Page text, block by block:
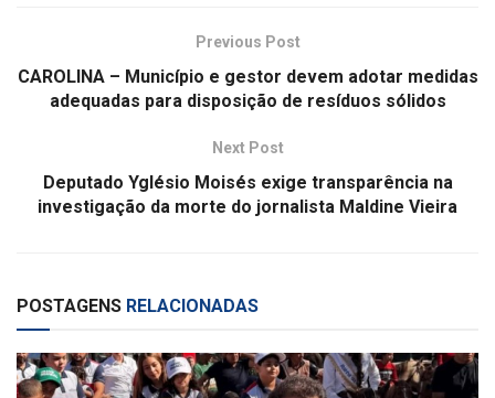
Previous Post
CAROLINA – Município e gestor devem adotar medidas
adequadas para disposição de resíduos sólidos
Next Post
Deputado Yglésio Moisés exige transparência na
investigação da morte do jornalista Maldine Vieira
POSTAGENS RELACIONADAS